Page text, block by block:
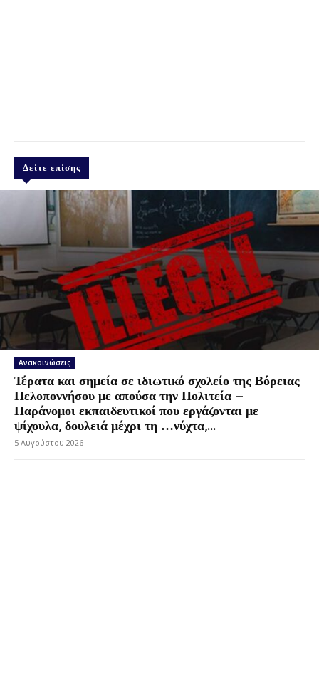
Δείτε επίσης
Ανακοινώσεις
Τέρατα και σημεία σε ιδιωτικό σχολείο της Βόρειας
Πελοποννήσου με απούσα την Πολιτεία –
Παράνομοι εκπαιδευτικοί που εργάζονται με
ψίχουλα, δουλειά μέχρι τη …νύχτα,...
5 Αυγούστου 2026